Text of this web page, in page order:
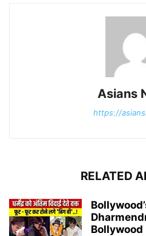
Asians
https://
RELATED
Bollywood